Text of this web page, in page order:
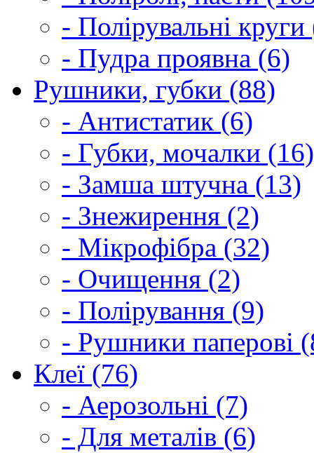
- Полірувальні
- Пудра проявна (6)
Рушники, губки (88)
- Антистатик (6)
- Губки, мочалки (16)
- Замша штучна (13)
- Знежирення (2)
- Мікрофібра (32)
- Очищення (2)
- Полірування (9)
- Рушники паперові
Клеї (76)
- Аерозольні (7)
- Для металів (6)